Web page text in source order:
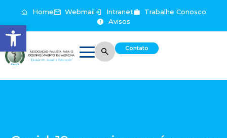
Abrir a barra de ferramentas
Home Webmail Intranet
Trabalhe Conosco
Avisos
Contato